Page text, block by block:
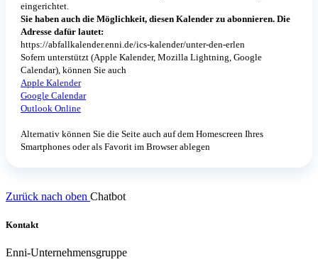
eingerichtet.
Sie haben auch die Möglichkeit, diesen Kalender zu abonnieren. Die
Adresse dafür lautet:
https://abfallkalender.enni.de/ics-kalender/unter-den-erlen
Sofern unterstützt (Apple Kalender, Mozilla Lightning, Google
Calendar), können Sie auch
Apple Kalender
Google Calendar
Outlook Online
Alternativ können Sie die Seite auch auf dem Homescreen Ihres
Smartphones oder als Favorit im Browser ablegen
Zurück nach oben Chatbot
Kontakt
Enni-Unternehmensgruppe